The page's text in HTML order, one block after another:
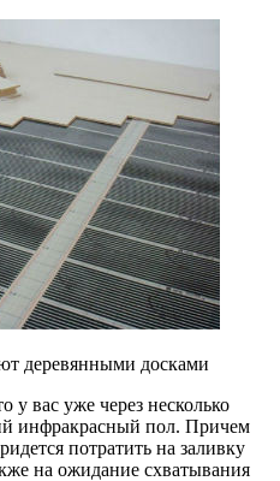
деревянными досками
у вас уже через несколько
инфракрасный пол. Причем
потратить на заливку
на ожидание схватывания